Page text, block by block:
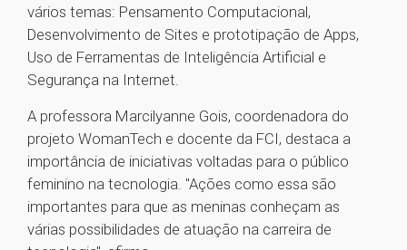
vários temas: Pensamento Computacional,
Desenvolvimento de Sites e prototipação de Apps,
Uso de Ferramentas de Inteligência Artificial e
Segurança na Internet.
A professora Marcilyanne Gois, coordenadora do
projeto WomanTech e docente da FCI, destaca a
importância de iniciativas voltadas para o público
feminino na tecnologia. "Ações como essa são
importantes para que as meninas conheçam as
várias possibilidades de atuação na carreira de